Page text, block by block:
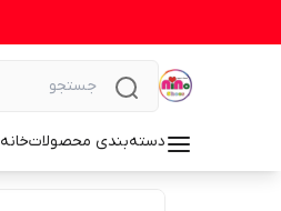
دسته‌بندی محصولاتخانه